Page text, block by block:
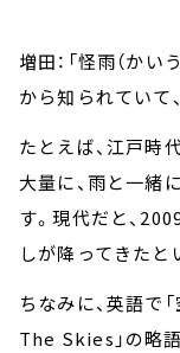
増田：「怪雨（か
から知られていて
たとえば、江戸時
大量に、雨と一緒
す。現代だと、
しが降ってきたと
ちなみに、英語で
The Skies 」の略